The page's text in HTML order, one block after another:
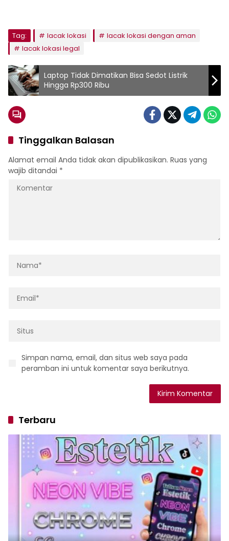
Tag: lacak lokasi
lacak lokasi dengan aman
lacak lokasi legal
Laptop Tidak Dimatikan Bisa Sedot Listrik
Hingga Rp300 Ribu
Tinggalkan Balasan
Alamat email Anda tidak akan dipublikasikan. Ruas yang
wajib ditandai *
Simpan nama, email, dan situs web saya pada
peramban ini untuk komentar saya berikutnya.
Terbaru